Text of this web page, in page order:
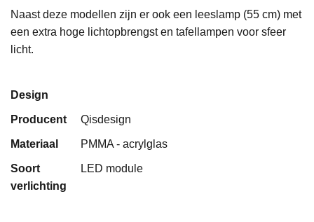
Naast deze modellen zijn er ook een leeslamp (55 cm) met
een extra hoge lichtopbrengst en tafellampen voor sfeer
licht.
Design
Producent Qisdesign
Materiaal PMMA - acrylglas
Soort
verlichting
LED module